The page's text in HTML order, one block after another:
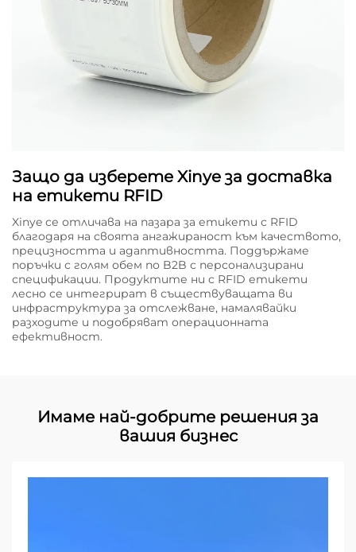
Защо да изберете Xinye за доставка
на етикети RFID
Xinye се отличава на пазара за етикети с RFID
благодаря на своята ангажираност към качеството,
прецизността и адаптивността. Поддържаме
поръчки с голям обем по B2B с персонализирани
спецификации. Продуктите ни с RFID етикети
лесно се интегрират в съществуващата ви
инфраструктура за отслежване, намалявайки
разходите и подобряват операционната
ефективност.
Имаме най-добрите решения за
вашия бизнес